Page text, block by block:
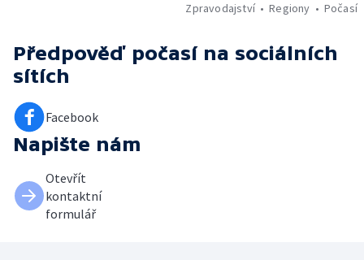
Zpravodajství
Regiony Počasí
Předpověď počasí na sociálních
sítích
Facebook
Napište nám
Otevřít
kontaktní
formulář